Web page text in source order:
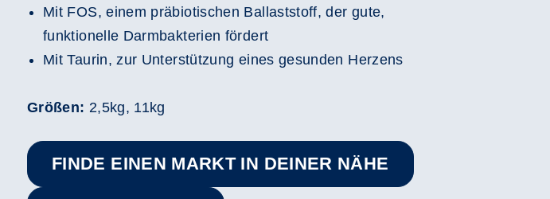
Mit FOS, einem präbiotischen Ballaststoff, der gute,
funktionelle Darmbakterien fördert
Mit Taurin, zur Unterstützung eines gesunden Herzens
Größen: 2,5kg, 11kg
FINDE EINEN MARKT IN DEINER NÄHE